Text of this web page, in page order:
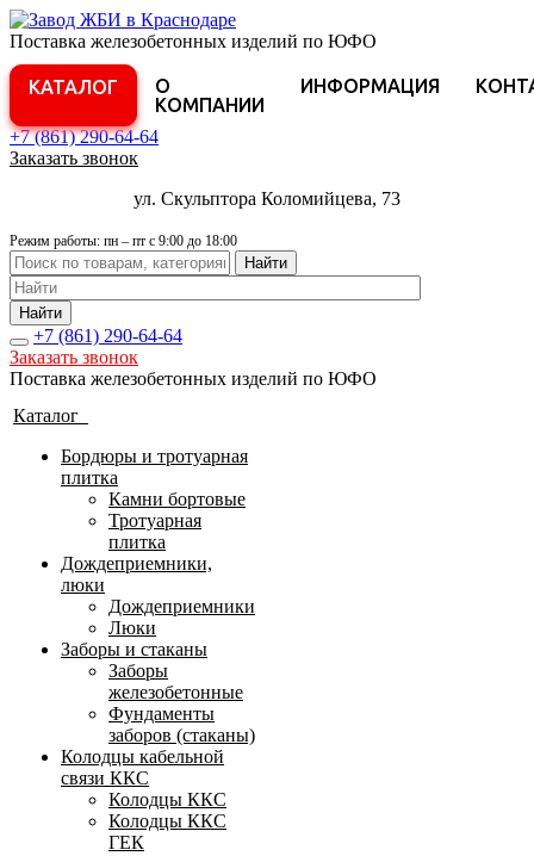
Поставка железобетонных изделий по ЮФО
КАТАЛОГ
О
КОМПАНИИ
ИНФОРМАЦИЯ
+7 (861)290-64-64
Заказать звонок
ул. Скульптора Коломийцева, 73
Режим работы: пн – пт с 9:00 до 18:00
Найти
Найти
+7 (861) 290-64-64
Заказать звонок
Поставка железобетонных изделий по ЮФО
Каталог
Бордюры и тротуарная
плитка
Камни бортовые
Тротуарная
плитка
Дождеприемники,
люки
Дождеприемники
Люки
Заборы и стаканы
Заборы
железобетонные
Фундаменты
заборов (стаканы)
Колодцы кабельной
связи ККС
Колодцы ККС
Колодцы ККС
ГЕК